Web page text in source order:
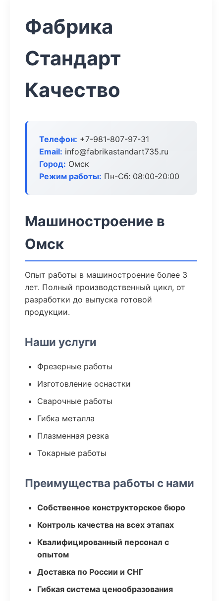
Фабрика
Стандарт
Качество
Телефон: +7-981-807-97-31
Email: info@fabrikastandart735.ru
Город: Омск
Режим работы: Пн-Сб: 08:00-20:00
Машиностроение в
Омск
Опыт работы в машиностроение более 3
лет. Полный производственный цикл, от
разработки до выпуска готовой
продукции.
Наши услуги
Фрезерные работы
Изготовление оснастки
Сварочные работы
Гибка металла
Плазменная резка
Токарные работы
Преимущества работы с нами
Собственное конструкторское бюро
Контроль качества на всех этапах
Квалифицированный персонал с
опытом
Доставка по России и СНГ
Гибкая система ценообразования